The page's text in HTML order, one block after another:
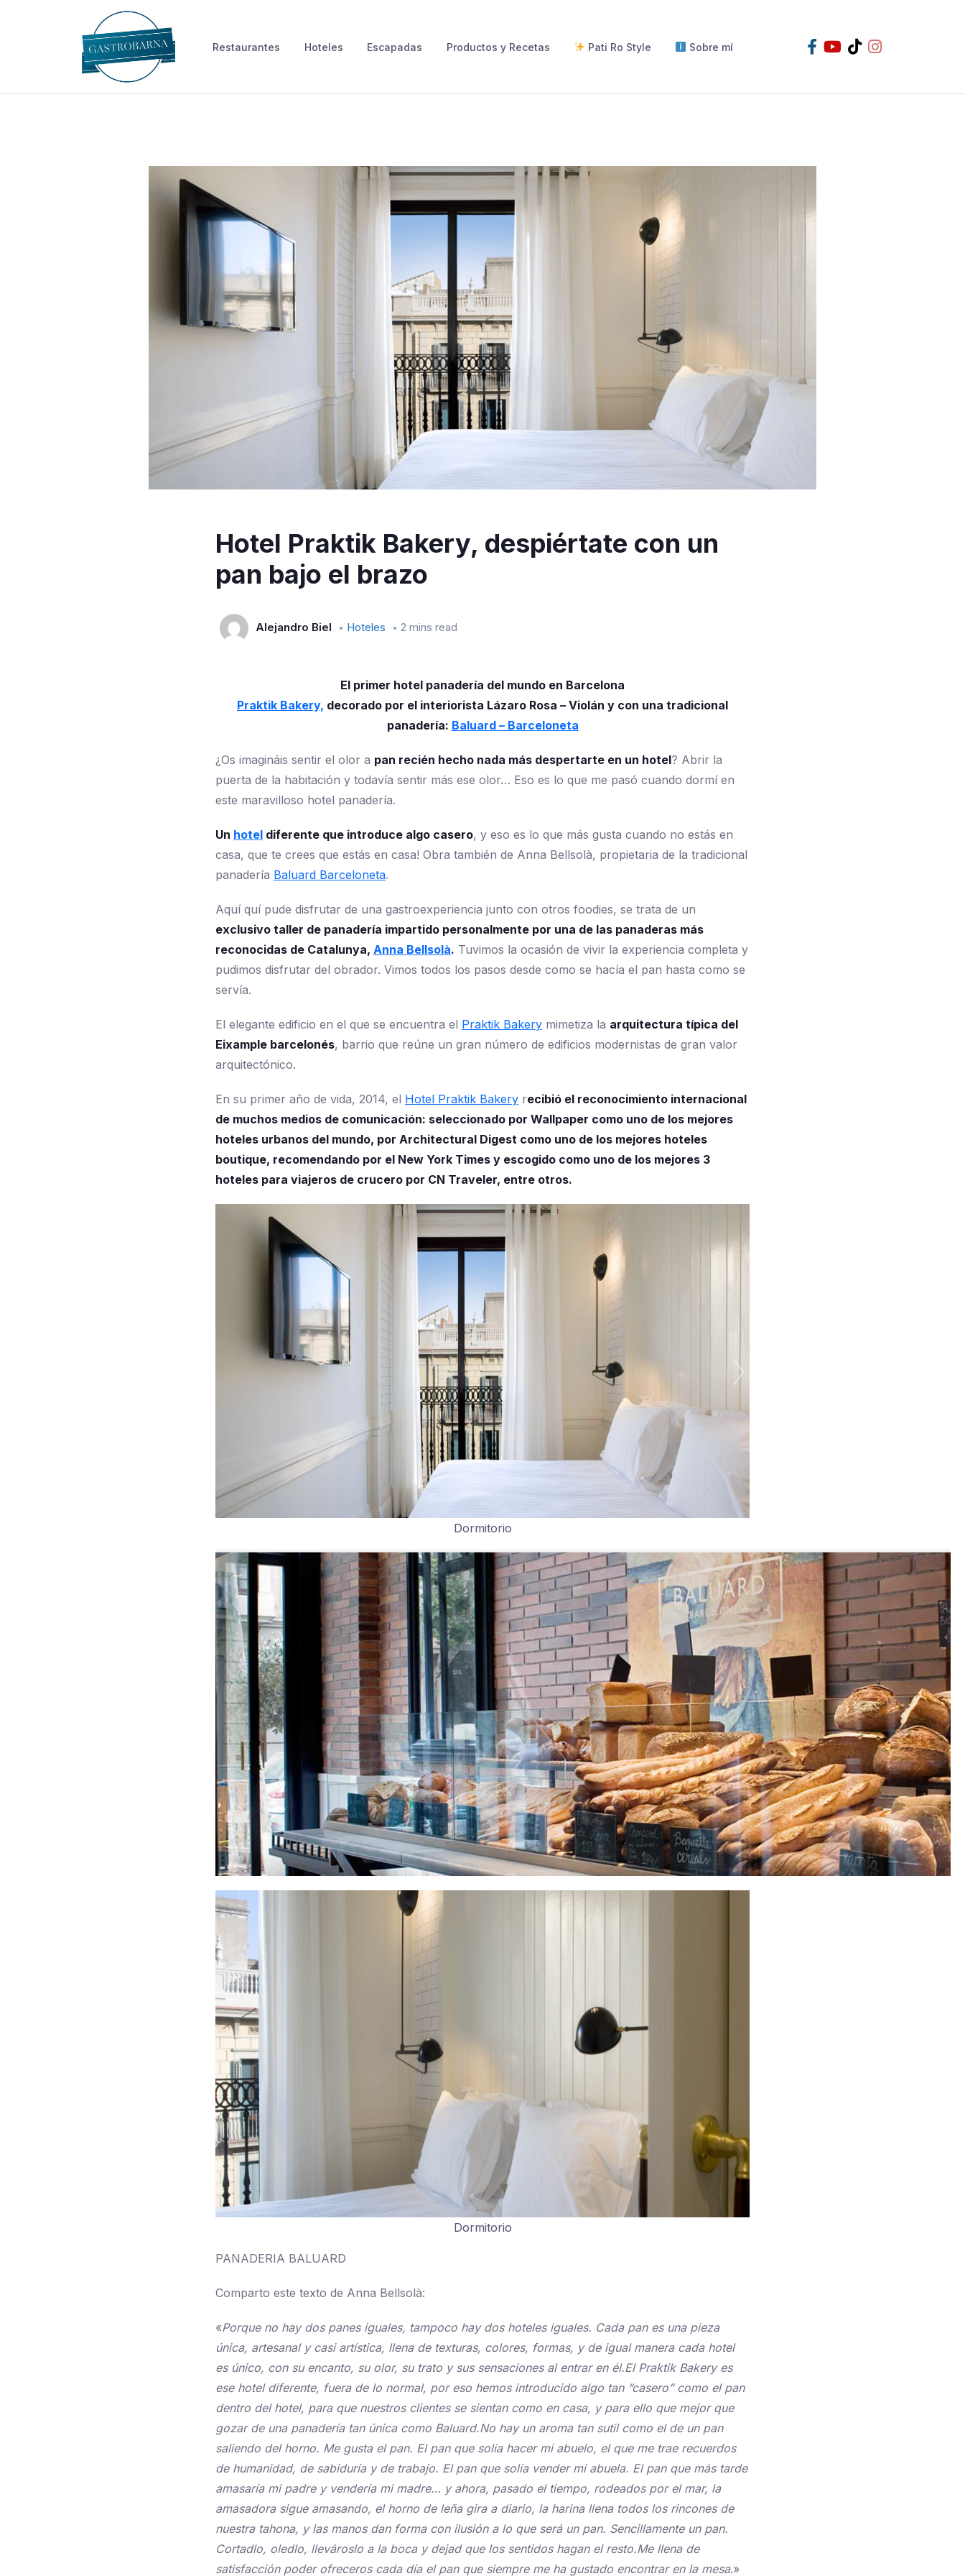
Restaurantes Hoteles Escapadas Productos y Recetas Pati Ro Style Sobre mí
Hotel Praktik Bakery, despiértate con un
pan bajo el brazo
Alejandro Biel Hoteles 2 mins read
El primer hotel panadería del mundo en Barcelona
Praktik Bakery, decorado por el interiorista Lázaro Rosa – Violán y con una tradicional
panadería: Baluard – Barceloneta
¿Os imagináis sentir el olor a pan recién hecho nada más despertarte en un hotel? Abrir la
puerta de la habitación y todavía sentir más ese olor… Eso es lo que me pasó cuando dormí en
este maravilloso hotel panadería.
Un hotel diferente que introduce algo casero, y eso es lo que más gusta cuando no estás en
casa, que te crees que estás en casa! Obra también de Anna Bellsolà, propietaria de la tradicional
panadería Baluard Barceloneta.
Aquí quí pude disfrutar de una gastroexperiencia junto con otros foodies, se trata de un
exclusivo taller de panadería impartido personalmente por una de las panaderas más
reconocidas de Catalunya, Anna Bellsolà. Tuvimos la ocasión de vivir la experiencia completa y
pudimos disfrutar del obrador. Vimos todos los pasos desde como se hacía el pan hasta como se
servía.
El elegante edificio en el que se encuentra el Praktik Bakery mimetiza la arquitectura típica del
Eixample barcelonés, barrio que reúne un gran número de edificios modernistas de gran valor
arquitectónico.
En su primer año de vida, 2014, el Hotel Praktik Bakery recibió el reconocimiento internacional
de muchos medios de comunicación: seleccionado por Wallpaper como uno de los mejores
hoteles urbanos del mundo, por Architectural Digest como uno de los mejores hoteles
boutique, recomendando por el New York Times y escogido como uno de los mejores 3
hoteles para viajeros de crucero por CN Traveler, entre otros.
Dormitorio
Dormitorio
PANADERIA BALUARD
Comparto este texto de Anna Bellsolà:
«Porque no hay dos panes iguales, tampoco hay dos hoteles iguales. Cada pan es una pieza
única, artesanal y casi artística, llena de texturas, colores, formas, y de igual manera cada hotel
es único, con su encanto, su olor, su trato y sus sensaciones al entrar en él.El Praktik Bakery es
ese hotel diferente, fuera de lo normal, por eso hemos introducido algo tan “casero” como el pan
dentro del hotel, para que nuestros clientes se sientan como en casa, y para ello que mejor que
gozar de una panadería tan única como Baluard.No hay un aroma tan sutil como el de un pan
saliendo del horno. Me gusta el pan. El pan que solía hacer mi abuelo, el que me trae recuerdos
de humanidad, de sabiduría y de trabajo. El pan que solía vender mi abuela. El pan que más tarde
amasaría mi padre y vendería mi madre… y ahora, pasado el tiempo, rodeados por el mar, la
amasadora sigue amasando, el horno de leña gira a diario, la harina llena todos los rincones de
nuestra tahona, y las manos dan forma con ilusión a lo que será un pan. Sencillamente un pan.
Cortadlo, oledlo, llevároslo a la boca y dejad que los sentidos hagan el resto.Me llena de
satisfacción poder ofreceros cada día el pan que siempre me ha gustado encontrar en la mesa.»